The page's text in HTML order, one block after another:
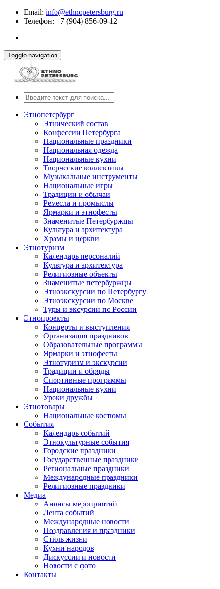
Email: info@ethnopetersburg.ru
Телефон: +7 (904) 856-09-12
Toggle navigation
Этнопетербург
Этнический состав
Конфессии Петербурга
Национальные праздники
Национальная одежда
Национальные кухни
Творческие коллективы
Музыкальные инструменты
Национальные игры
Традиции и обычаи
Ремесла и промыслы
Ярмарки и этнофесты
Знаменитые Петербуржцы
Культура и архитектура
Храмы и церкви
Этнотуризм
Календарь персоналий
Культура и архитектура
Религиозные объекты
Знаменитые петербуржцы
Этноэкскурсии по Петербургу
Этноэкскурсии по Москве
Туры и эксурсии по России
Этнопроекты
Концерты и выступления
Организация праздников
Образовательные программы
Ярмарки и этнофесты
Этнотуризм и экскурсии
Традиции и обряды
Спортивные программы
Национальные кухни
Уроки дружбы
Этнотовары
Национальные костюмы
События
Календарь событий
Этнокультурные события
Городские праздники
Государственные праздники
Региональные праздники
Международные праздники
Религиозные праздники
Медиа
Анонсы мероприятий
Лента событий
Международные новости
Поздравления и праздники
Cтиль жизни
Кухни народов
Дискуссии и новости
Новости с фото
Контакты